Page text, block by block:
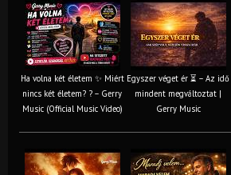
Ha volna két életem ✨ Miért
nincs két életem? ? – Gerry
Music (Official Music Video)
Egyszer véget ér ⏳ – Az idő
mindent megváltoztat |
Gerry Music